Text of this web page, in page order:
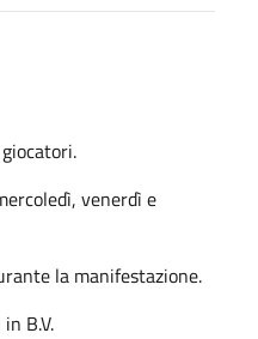
venerdì e
la manifestazione.
B.V.